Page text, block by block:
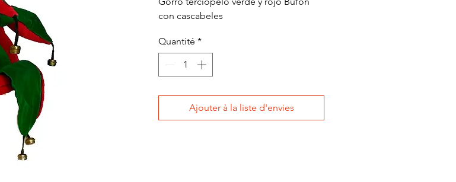
con cascabeles
Quantité *
Ajouter à la liste d'envies